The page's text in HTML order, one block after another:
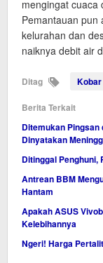
mengingat cuaca
Pemantauan pun
kelurahan dan
naiknya debit air
Ditag Kobar
Berita Terkait
Ditemukan Pingsan
Dinyatakan
Ditinggal Penghuni,
Antrean BBM
Hantam
Apakah ASUS
Kelebihannya
Ngeri! Harga